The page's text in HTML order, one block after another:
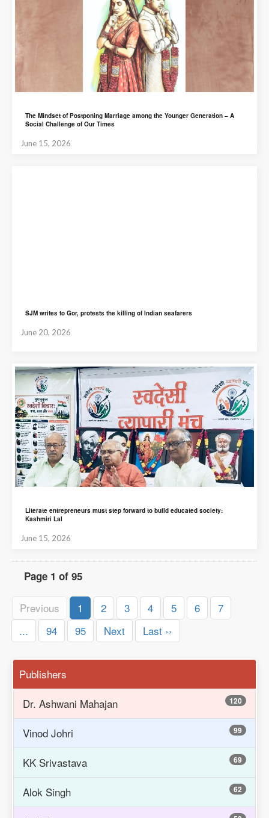
The Mindset of Postponing Marriage among the Younger Generation – A
Social Challenge of Our Times
June 15, 2026
SJM writes to Gor, protests the killing of Indian seafarers
June 20, 2026
Literate entrepreneurs must step forward to build educated society:
Kashmiri Lal
June 15, 2026
Page 1 of 95
Previous 1 2 3 4 5 6
7
...
94 95 Next Last ››
Publishers
Dr. Ashwani Mahajan
120
Vinod Johri 99
KK Srivastava 69
Alok Singh 62